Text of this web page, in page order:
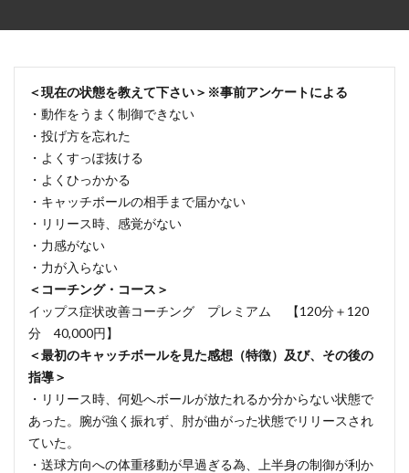
＜現在の状態を教えて下さい＞※事前アンケートによる
・動作をうまく制御できない
・投げ方を忘れた
・よくすっぽ抜ける
・よくひっかかる
・キャッチボールの相手まで届かない
・リリース時、感覚がない
・力感がない
・力が入らない
＜コーチング・コース＞
イップス症状改善コーチング プレミアム 【120分＋120
分 40,000円】
＜最初のキャッチボールを見た感想（特徴）及び、その後の
指導＞
・リリース時、何処へボールが放たれるか分からない状態で
あった。腕が強く振れず、肘が曲がった状態でリリースされ
ていた。
・送球方向への体重移動が早過ぎる為、上半身の制御が利か